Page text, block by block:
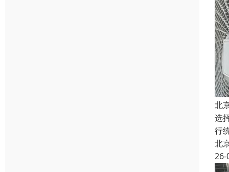
北
选
行
北
26-